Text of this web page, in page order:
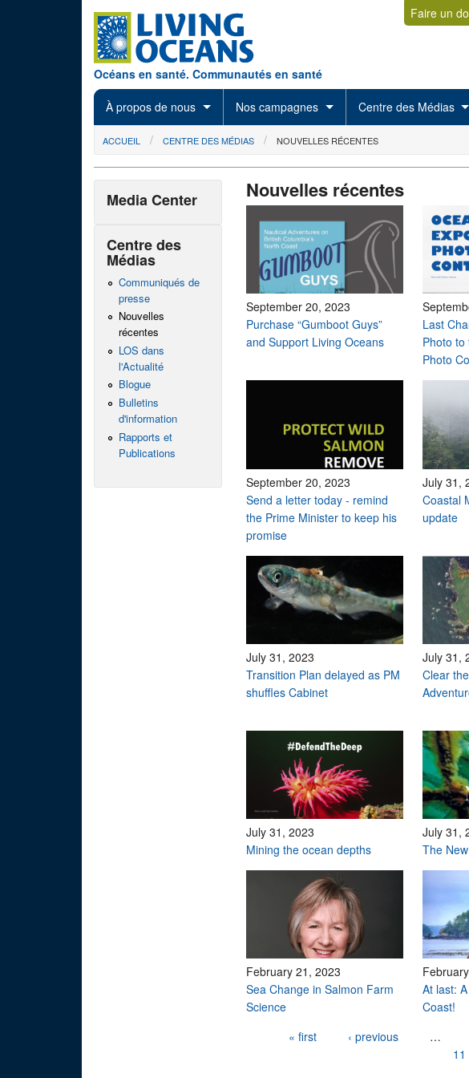
Océans en santé. Communautés en santé
Faire un
À propos de nous Nos campagnes Centre des Médias
You are here
ACCUEIL CENTRE DES MÉDIAS NOUVELLES RÉCENTES
Nouvelles récentes
September 20, 2023
Purchase “Gumboot Guys”
and Support Living Oceans
Last
Photo
Photo
September 20, 2023
Send a letter today - remind
the Prime Minister to keep his
promise
July 31,
Coastal
update
July 31, 2023
Transition Plan delayed as PM
shuffles Cabinet
July 31,
Clear
July 31, 2023
Mining the ocean depths
July 31,
The
February 21, 2023
Sea Change in Salmon Farm
Science
At last:
Coast!
« first ‹ previous …
11
Media Center
Centre des
Médias
Communiqués de
presse
Nouvelles
récentes
LOS dans
l'Actualité
Blogue
Bulletins
d'information
Rapports et
Publications